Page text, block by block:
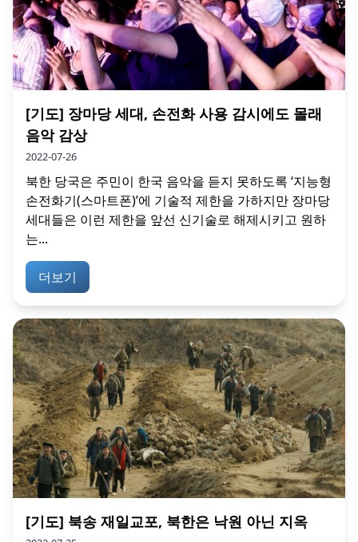
[기도] 장마당 세대, 손전화 사용 감시에도 몰래
음악 감상
2022-07-26
북한 당국은 주민이 한국 음악을 듣지 못하도록 ‘지능형
손전화기(스마트폰)’에 기술적 제한을 가하지만 장마당
세대들은 이런 제한을 앞선 신기술로 해제시키고 원하
는...
더보기
[기도] 북송 재일교포, 북한은 낙원 아닌 지옥